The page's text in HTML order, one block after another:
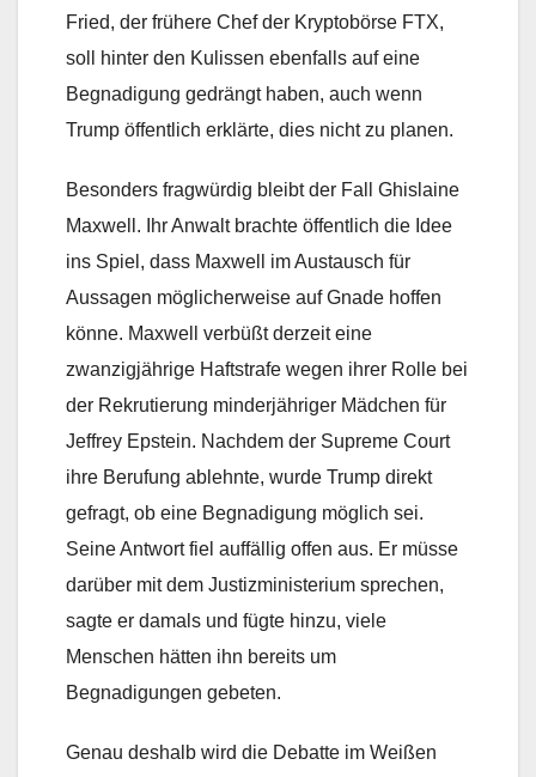
Fried, der frühere Chef der Kryptobörse FTX,
soll hinter den Kulissen ebenfalls auf eine
Begnadigung gedrängt haben, auch wenn
Trump öffentlich erklärte, dies nicht zu planen.
Besonders fragwürdig bleibt der Fall Ghislaine
Maxwell. Ihr Anwalt brachte öffentlich die Idee
ins Spiel, dass Maxwell im Austausch für
Aussagen möglicherweise auf Gnade hoffen
könne. Maxwell verbüßt derzeit eine
zwanzigjährige Haftstrafe wegen ihrer Rolle bei
der Rekrutierung minderjähriger Mädchen für
Jeffrey Epstein. Nachdem der Supreme Court
ihre Berufung ablehnte, wurde Trump direkt
gefragt, ob eine Begnadigung möglich sei.
Seine Antwort fiel auffällig offen aus. Er müsse
darüber mit dem Justizministerium sprechen,
sagte er damals und fügte hinzu, viele
Menschen hätten ihn bereits um
Begnadigungen gebeten.
Genau deshalb wird die Debatte im Weißen